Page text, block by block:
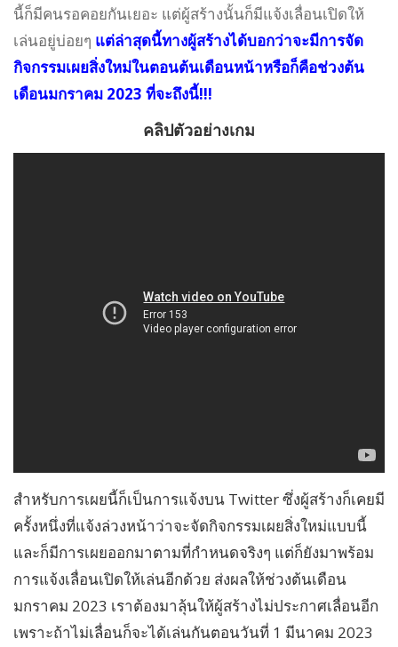
นี้ก็มีคนรอคอยกันเยอะ แต่ผู้สร้างนั้นก็มีแจ้งเลื่อนเปิดให้
เล่นอยู่บ่อยๆ แต่ล่าสุดนี้ทางผู้สร้างได้บอกว่าจะมีการจัด
กิจกรรมเผยสิ่งใหม่ในตอนต้นเดือนหน้าหรือก็คือช่วงต้น
เดือนมกราคม 2023 ที่จะถึงนี้!!!
คลิปตัวอย่างเกม
สำหรับการเผยนี้ก็เป็นการแจ้งบน Twitter ซึ่งผู้สร้างก็เคยมี
ครั้งหนึ่งที่แจ้งล่วงหน้าว่าจะจัดกิจกรรมเผยสิ่งใหม่แบบนี้
และก็มีการเผยออกมาตามที่กำหนดจริงๆ แต่ก็ยังมาพร้อม
การแจ้งเลื่อนเปิดให้เล่นอีกด้วย ส่งผลให้ช่วงต้นเดือน
มกราคม 2023 เราต้องมาลุ้นให้ผู้สร้างไม่ประกาศเลื่อนอีก
เพราะถ้าไม่เลื่อนก็จะได้เล่นกันตอนวันที่ 1 มีนาคม 2023